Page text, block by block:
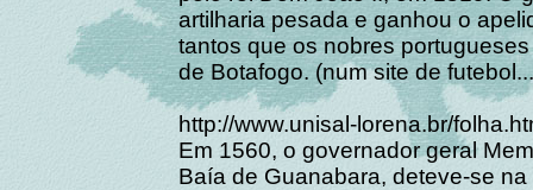
artilharia pesada e ganhou o
tantos que os nobres
de Botafogo. (num site de
http://www.unisal-lorena.br/
Em 1560, o governador geral
Baía de Guanabara, deteve-se